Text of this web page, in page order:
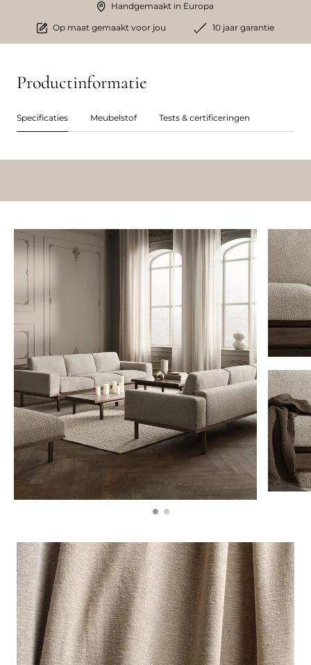
Handgemaakt in Europa
Op maat gemaakt voor jou 10 jaar garantie
Productinformatie
Specificaties Meubelstof Tests & certificeringen